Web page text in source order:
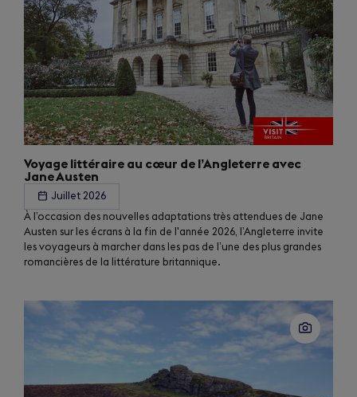
Voyage littéraire au cœur de l’Angleterre avec
Jane Austen
Juillet 2026
À l’occasion des nouvelles adaptations très attendues de Jane
Austen sur les écrans à la fin de l'année 2026, l’Angleterre invite
les voyageurs à marcher dans les pas de l’une des plus grandes
romancières de la littérature britannique.